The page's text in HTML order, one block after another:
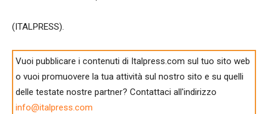
(ITALPRESS).
Vuoi pubblicare i contenuti di Italpress.com sul tuo sito web
o vuoi promuovere la tua attività sul nostro sito e su quelli
delle testate nostre partner? Contattaci all'indirizzo
info@italpress.com